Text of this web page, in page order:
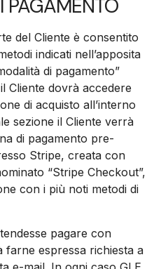
PAGAMENTO
del Cliente è consentito
indicati nell’apposita
di pagamento”
Cliente dovrà accedere
di acquisto all’interno
sezione il Cliente verrà
di pagamento pre-
Stripe, creata con
“Stripe Checkout”,
con i più noti metodi di
pagare con
farne espressa richiesta a